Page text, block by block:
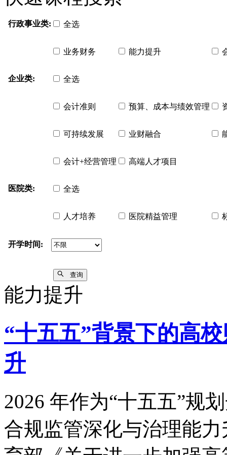
行政事业类: 全选
业务财务 能力提升
企业类: 全选
会计准则 预算、成本与绩效管理
可持续发展 业财融合
会计+经营管理 高端人才项目
医院类: 全选
人才培养 医院精益管理
开学时间:
查询
能力提升
“十五五”背景下的高
升
2026 年作为“十五五”规
合规监管深化与治理能